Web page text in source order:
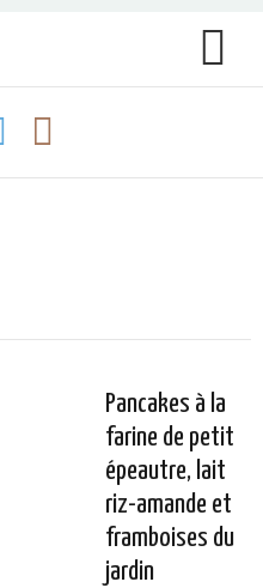
Pancakes à la
farine de petit
épeautre, lait
riz-amande et
framboises du
jardin